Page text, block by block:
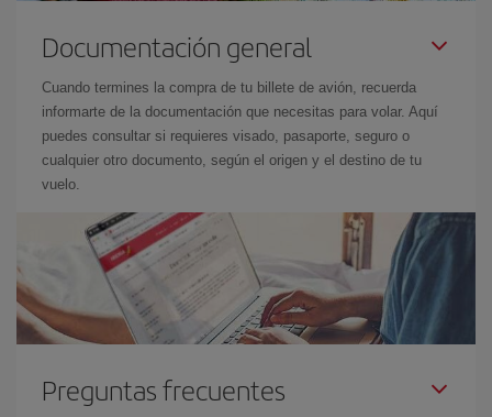
Documentación general
Cuando termines la compra de tu billete de avión, recuerda
informarte de la documentación que necesitas para volar. Aquí
puedes consultar si requieres visado, pasaporte, seguro o
cualquier otro documento, según el origen y el destino de tu
vuelo.
Preguntas frecuentes